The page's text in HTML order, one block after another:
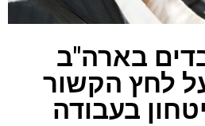
בארה"ב
לחץ הקשור
בעבודה